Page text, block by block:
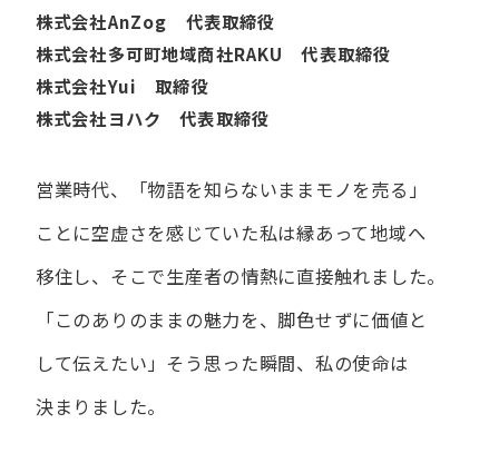
株式会社AnZog 代表取締役
株式会社多可町地域商社RAKU 代表取締役
株式会社Yui 取締役
株式会社ヨハク 代表取締役
営業時代、​「物語を​知らないまま​モノを​売る」
ことに​空虚さを​感じていた​私は縁あって​地域へ​
移住し、​そこで​生産者の​情熱に​直接触れました。
「この​ありの​ままの​魅力を、​脚色せずに​価値と​
して​伝えたい」 そう​思った​瞬間、​私の​使命は​
決まりました。